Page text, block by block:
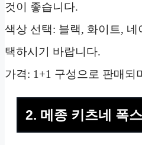
것이 좋습니다.
색상 선택: 블랙, 화이트,
택하시기 바랍니다.
가격: 1+1 구성으로 판매되
2. 메종 키츠네 폭